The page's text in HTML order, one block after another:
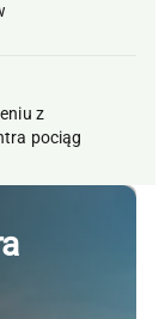
z
pociąg